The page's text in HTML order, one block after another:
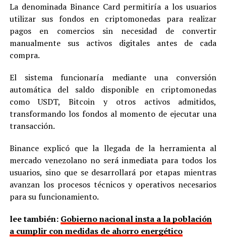
La denominada Binance Card permitiría a los usuarios
utilizar sus fondos en criptomonedas para realizar
pagos en comercios sin necesidad de convertir
manualmente sus activos digitales antes de cada
compra.
El sistema funcionaría mediante una conversión
automática del saldo disponible en criptomonedas
como USDT, Bitcoin y otros activos admitidos,
transformando los fondos al momento de ejecutar una
transacción.
Binance explicó que la llegada de la herramienta al
mercado venezolano no será inmediata para todos los
usuarios, sino que se desarrollará por etapas mientras
avanzan los procesos técnicos y operativos necesarios
para su funcionamiento.
lee también: Gobierno nacional insta a la población
a cumplir con medidas de ahorro energético